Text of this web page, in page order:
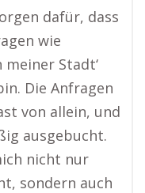
dafür, dass
wie
Stadt‘
Die Anfragen
von allein, und
ausgebucht.
nicht nur
sondern auch